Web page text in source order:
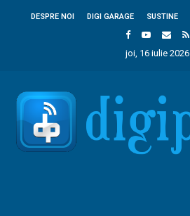
DESPRE NOI DIGI GARAGE SUSTINE
joi, 16 iulie 2026